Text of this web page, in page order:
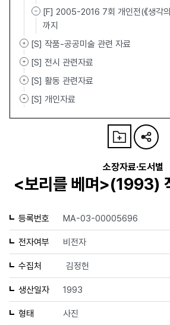
[F] 2005-2016 7회 개인전(《생각의
까지
[S] 작품-공공미술 관련 자료
[S] 전시 관련자료
[S] 활동 관련자료
[S] 개인자료
소장자료·도서별
<보리를 베며>(1993)
등록번호 MA-03-00005696
전자여부 비전자
수집처 김정헌
생산일자 1993
형태 사진